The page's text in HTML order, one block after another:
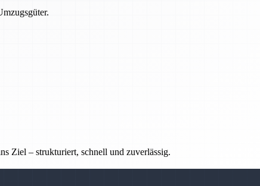
Ziel – strukturiert, schnell und zuverlässig.